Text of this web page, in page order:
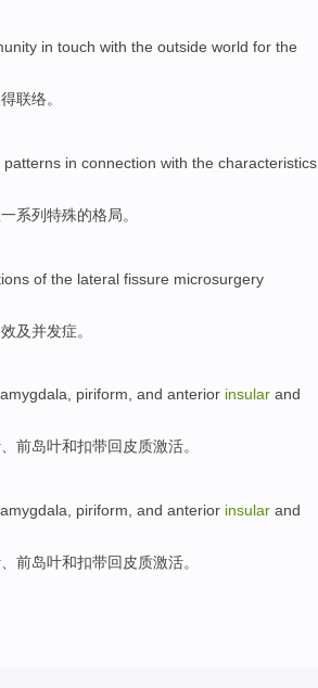
in touch with the outside world for the
联络。
patterns in connection with the characteristics
系列特殊的格局。
of the lateral fissure microsurgery
及并发症。
amygdala, piriform, and anterior insular and
、 前岛叶和扣带回皮质激活。
amygdala piriform , and anterior insular and
前岛叶和扣带回 皮质激活。